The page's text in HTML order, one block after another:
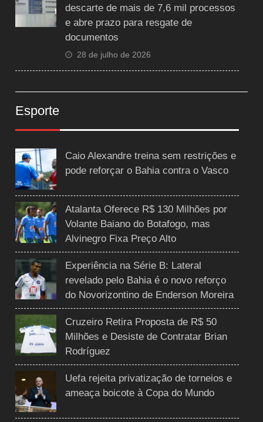
descarte de mais de 7,6 mil processos
e abre prazo para resgate de
documentos
28 de julho de 2026
Esporte
Caio Alexandre treina sem restrições e
pode reforçar o Bahia contra o Vasco
Atalanta Oferece R$ 130 Milhões por
Volante Baiano do Botafogo, mas
Alvinegro Fixa Preço Alto
Experiência na Série B: Lateral
revelado pelo Bahia é o novo reforço
do Novorizontino de Enderson Moreira
Cruzeiro Retira Proposta de R$ 50
Milhões e Desiste de Contratar Brian
Rodríguez
Uefa rejeita privatização de torneios e
ameaça boicote à Copa do Mundo